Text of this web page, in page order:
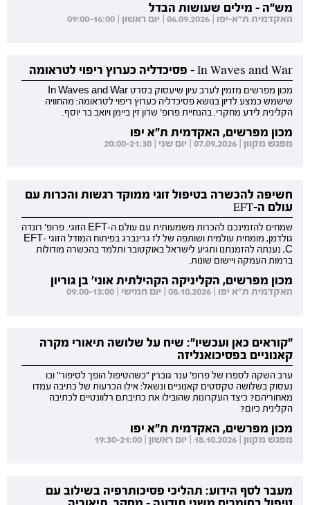
מש"ה - מילים שעושות הבדל
האקדמית ת"א-יפו | 06.09.2026 | יום ראשון | 09:00-16:00
In Waves and War - פסיכדליה כערוץ ריפוי לטראומה
מכון מפרשים מזמין לערב עיון שיעסוק בסרט In Waves and War
שישמש כמצע לדיון בנושא פסיכדליה כערוץ ריפוי לטראומה: מהחוויה
הקלינית לידע מחקרי. בהנחיית פרופ' שרון זין ביימן ויואב בר יוסף.
מכון מפרשים, האקדמית ת"א יפו
מפגש מקוון | 07.09.2026 | יום שני | 20:00-21:30
חשיפה להכשרה בטיפול זוגי ממוקד רגשות והכרות עם
עולם ה-EFT
שמחים להזמינכם להכרות משמעותית עם עולם ה-EFT הזוגי. פרופ' רונדה
גולדמן, מומחית עולמית ושותפה של לז גרינברג בפיתוח המודל הזוגי EFT-
C, נענתה להזמנתנו ותגיע לישראל באוקטובר ותלמד בהכשרה מודולות
ברמות העמקה ויישום שונות.
מכון מפרשים, הקליניקה הקהילתית אוני' בן גוריון
האקדמית ת"א יפו | 08.10.2026 | יום חמישי | 09:00-13:00
"קוראים כאן ועכשיו": שיח על שלושה תיאורי מקרה
קאנוניים בפסיכואנליזה
ערב השקה לספרו של פרופ' ענר גוברין "כשהטיפול הופך לסיפור" ובו
נעסוק בשלושה טקסטים קאנוניים ונשאל: אילו הכרעות של כתיבה עמדו
מאחוריהם? כיצד העקרונות שהובילו את כתיבתם רלוונטיים לכתיבה
הקלינית כיום?
מכון מפרשים, האקדמית ת"א יפו
מפגש מקוון | 18.10.2026 | יום ראשון | 19:30-21:00
מעבר לסף הידוע: תהליכי פסיכותרפיה בשילוב עם